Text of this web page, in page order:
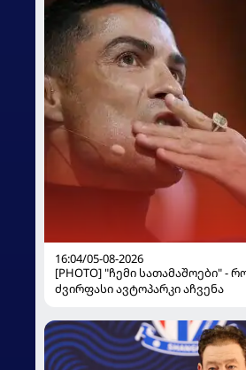
16:04/05-08-2026
[PHOTO] "ჩემი სათამაშოები" -
ძვირფასი ავტოპარკი აჩვენა